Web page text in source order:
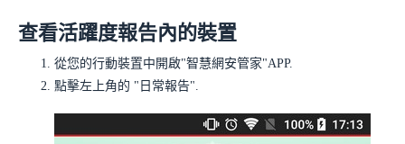
查看活躍度報告內的裝置
從您的行動裝置中開啟"智慧網安管家"APP.
點擊左上角的 "日常報告".